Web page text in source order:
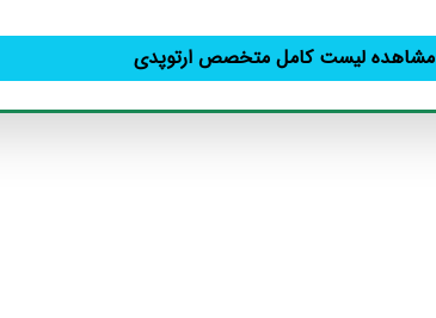
مشاهده لیست کامل متخصص ارتوپدی